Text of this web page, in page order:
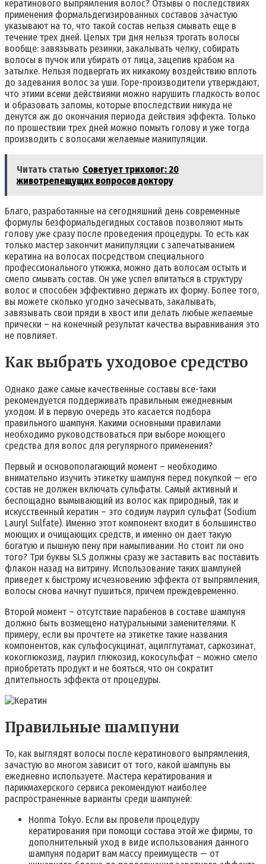
кератинового выпрямления волос? Отзывы о последствиях
применения формальдегизированных составов зачастую
указывают на то, что такой состав нельзя смывать еще в
течение трех дней. Целых три дня нельзя трогать волосы
вообще: завязывать резинки, закалывать челку, собирать
волосы в пучок или убирать от лица, зацепив крабом на
затылке. Нельзя подвергать их никакому воздействию вплоть
до задевания волос за уши. Горе-производители утверждают,
что этими всеми действиями можно нарушить гладкость волос
и образовать заломы, которые впоследствии никуда не
денутся аж до окончания периода действия эффекта. Только
по прошествии трех дней можно помыть голову и уже тогда
производить с волосами желаемые манипуляции.
Читать статью Советует трихолог: 20
животрепещущих вопросов доктору
Благо, разработанные на сегодняшний день современные
формулы безформальдегидных составов позволяют мыть
голову уже сразу после проведения процедуры. То есть как
только мастер закончит манипуляции с запечатыванием
кератина на волосах посредством специального
профессионального утюжка, можно дать волосам остыть и
смело смывать состав. Он уже успел впитаться в структуру
волос и способен эффективно держать их форму. Более того,
вы можете сколько угодно зачесывать, закалывать,
завязывать свои пряди в хвост или делать любые желаемые
прически – на конечный результат качества выравнивания это
не повлияет.
Как выбрать уходовое средство
Однако даже самые качественные составы все-таки
рекомендуется поддерживать правильным ежедневным
уходом. И в первую очередь это касается подбора
правильного шампуня. Какими основными правилами
необходимо руководствоваться при выборе моющего
средства для волос для регулярного применения?
Первый и основополагающий момент – необходимо
внимательно изучить этикетку шампуня перед покупкой — его
состав не должен включать сульфаты. Самый активный и
беспощадно вымывающий из волос как природный, так и
искусственный кератин – это содиум лаурил сульфат (Sodium
Lauryl Sulfate). Именно этот компонент входит в большинство
моющих и очищающих средств, и именно он дает такую
богатую и пышную пену при намыливании. Но стоит ли оно
того? Три буквы SLS должны сразу же заставить вас поставить
флакон назад на витрину. Использование таких шампуней
приведет к быстрому исчезновению эффекта от выпрямления,
волосы снова начнут пушиться, причем преждевременно.
Второй момент – отсутствие парабенов в составе шампуня
должно быть возмещено натуральными заменителями. К
примеру, если вы прочтете на этикетке такие названия
компонентов, как сульфосукцинат, ацилглутамат, саркозинат,
кокоглюкозид, лаурил глюкозид, кокосульфат – можно смело
приобретать продукт и не бояться, что он сократит
длительность эффекта от процедуры.
Правильные шампуни
То, как выглядят волосы после кератинового выпрямления,
зачастую во многом зависит от того, какой шампунь вы
ежедневно используете. Мастера кератирования и
парикмахерского сервиса рекомендуют наиболее
распространенные варианты среди шампуней:
Honma Tokyo. Если вы провели процедуру
кератирования при помощи состава этой же фирмы, то
дополнительный уход в виде использования данного
шампуня подарит вам массу преимуществ — от